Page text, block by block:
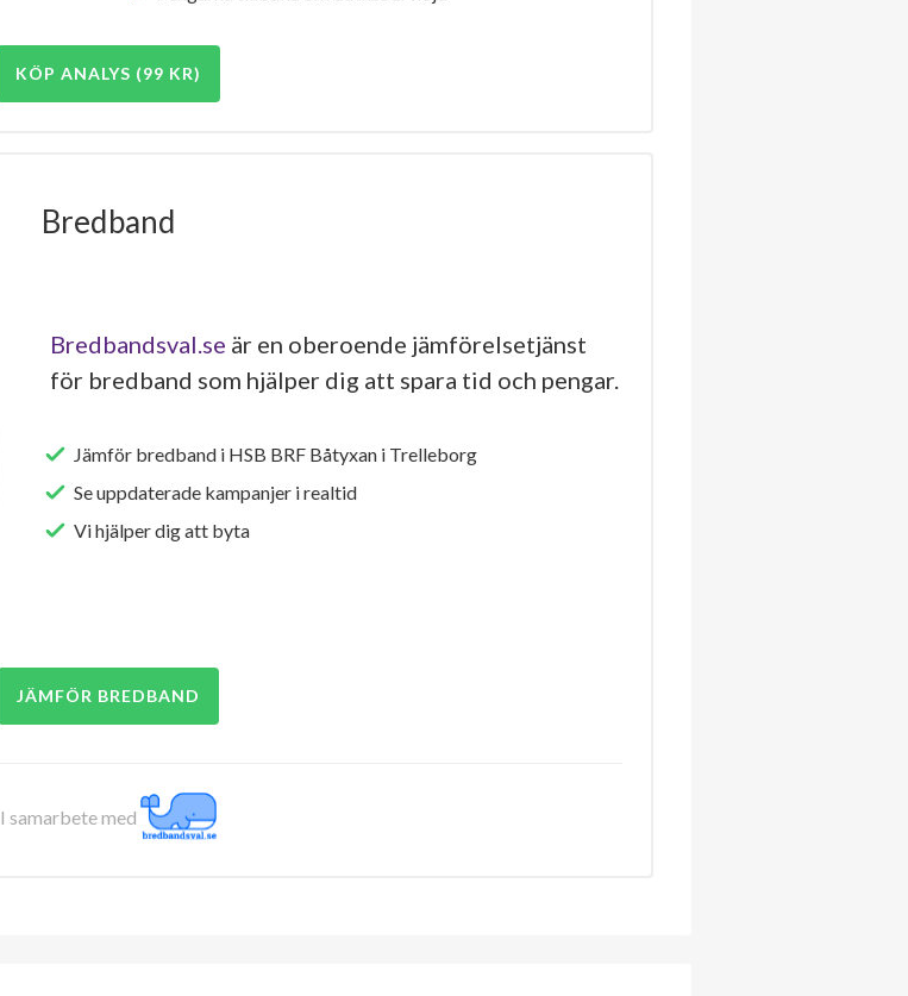
KÖP ANALYS (99 KR)
Bredband
Bredbandsval.se är en oberoende jämförelsetjänst
för bredband som hjälper dig att spara tid och pengar.
Jämför bredband i HSB BRF Båtyxan i Trelleborg
Se uppdaterade kampanjer i realtid
Vi hjälper dig att byta
JÄMFÖR BREDBAND
I samarbete med